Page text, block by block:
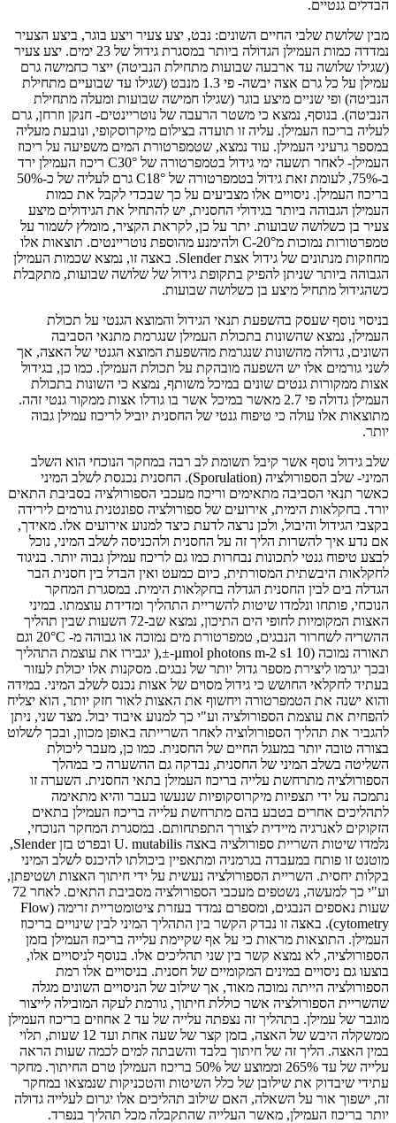
הבדלים גנטיים.
מבין שלושת שלבי החיים השונים: נבט, יצע צעיר ויצע בוגר, ביצע הצעיר
נמדדה כמות העמילן הגדולה ביותר במסגרת גידול של 23 ימים. יצע צעיר
(שגילו שלושה עד ארבעה שבועות מתחילת הנביטה) ייצר כחמישה גרם
עמילן על כל גרם אצה יבשה- פי 1.3 מנבט (שגילו עד שבועיים מתחילת
הנביטה) ופי שניים מיצע בוגר (שגילו חמישה שבועות ומעלה מתחילת
הנביטה). בנוסף, נמצא כי משטר הרעבה של נוטריינטים- חנקן וזרחן, גרם
לעליה בריכוז העמילן. עליה זו תועדה בצילום מיקרוסקופי, ונובעת מעליה
במספר גרעיני העמילן. עוד נמצא, שטמפרטורת המים משפיעה על ריכוז
העמילן- לאחר תשעה ימי גידול בטמפרטורה של °C30 ריכוז העמילן ירד
ב-75%, לעומת זאת גידול בטמפרטורה של °C18 גרם לעליה של כ-50%
בריכוז העמילן. ניסויים אלו מצביעים על כך שבכדי לקבל את כמות
העמילן הגבוהה ביותר בגידולי החסנית, יש להתחיל את הגידולים מיצע
צעיר בן כשלושה שבועות. יתר על כן, לקראת הקציר, מומלץ לשמור על
טמפרטורות נמוכות מ°C-20 ולהימנע מהוספת נוטריינטים. תוצאות אלו
מחוזקות מנתונים של גידול אצת Slender. באצה זו, נמצא שכמות העמילן
הגבוהה ביותר שניתן להפיק בתקופת גידול של שלושה שבועות, מתקבלת
כשהגידול מתחיל מיצע בן כשלושה שבועות.
בניסוי נוסף שעסק בהשפעת תנאי הגידול והמוצא הגנטי על תכולת
העמילן, נמצא שהשונות בתכולת העמילן שנגרמת מתנאי הסביבה
השונים, גדולה מהשונות שנגרמת מהשפעת המוצא הגנטי של האצה, אך
לשני גורמים אלו יש השפעה מובהקת על תכולת העמילן. כמו כן, בגידול
אצות ממקורות גנטים שונים במיכל משותף, נמצא כי השונות בתכולת
העמילן גדולה פי 2.7 מאשר במיכל אשר בו גודלו אצות ממקור גנטי זהה.
מתוצאות אלו עולה כי טיפוח גנטי של החסנית יוביל לריכוז עמילן גבוה
יותר.
שלב גידול נוסף אשר קיבל תשומת לב רבה במחקר הנוכחי הוא השלב
המיני- שלב הספורולציה (Sporulation). החסנית נכנסת לשלב המיני
כאשר תנאי הסביבה מתאימים וריכוז מעכבי הספורולציה בסביבת התאים
יורד. בחקלאות הימית, אירועים של ספורולציה ספונטנית גורמים לירידה
בקצבי הגידול והיבול, ולכן נרצה לדעת כיצד למנוע אירועים אלו. מאידך,
אם נדע איך להשרות הליך זה על החסנית ולהכניסה לשלב המיני, נוכל
לבצע טיפוח גנטי לתכונות נבחרות כמו גם לריכוז עמילן גבוה יותר. בניגוד
לחקלאות היבשתית המסורתית, כיום כמעט ואין הבדל בין חסנית הבר
הגדלה בים לבין החסנית הגדלה בחקלאות הימית. במסגרת המחקר
הנוכחי, פותחו ונלמדו שיטות להשריית התהליך ומדידת עוצמתו. במיני
האצות המקומיות לחופי הים התיכון, נמצא שב-72 השעות שבין תהליך
ההשריה לשחרור הנבגים, טמפרטורת מים נמוכה או גבוהה מ- 20°C וגם
תאורה נמוכה (10 µmol photons m-2 s1-±,( יגבירו את עוצמת התהליך
ובכך יגרמו ליצירת מספר גדול יותר של נבגים. מסקנות אלו יכולת לעזור
בעתיד לחקלאי החושש כי גידול מסוים של אצות נכנס לשלב המיני. במידה
והוא ישנה את הטמפרטורה ויחשוף את האצות לאור חזק יותר, הוא יצליח
להפחית את עוצמת הספורולציה וע"י כך למנוע איבוד יבול. מצד שני, ניתן
להגביר את תהליך הספורולוציה לאחר השרייתה באופן מכוון, ובכך לשלוט
בצורה טובה יותר במעגל החיים של החסנית. כמו כן, מעבר ליכולת
השליטה בשלב המיני של החסנית, נבדקה גם ההשערה כי במהלך
הספורולציה מתרחשת עלייה בריכוז העמילן בתאי החסנית. השערה זו
נתמכה על ידי תצפיות מיקרוסקופיות שנעשו בעבר והיא מתאימה
לתהליכים אחרים בטבע בהם מתרחשת עלייה בריכוז העמילן בתאים
הזקוקים לאנרגיה מיידית לצורך התפתחותם. במסגרת המחקר הנוכחי,
נלמדו שיטות השריית ספורולציה באצה U. mutabilis ובפרט בזן Slender,
מוטנט זו פותח במעבדה בגרמניה ומתאפיין ביכולתו להיכנס לשלב המיני
בקלות יחסית. השריית הספורולציה נעשית על ידי חיתוך האצות ושטיפתן,
וע"י כך למעשה, נשטפים מעכבי הספורולציה מסביבת התאים. לאחר 72
שעות נאספים הנבגים, ומספרם נמדד בעזרת ציטומטריית זרימה (Flow
cytometry). באצה זו נבדק הקשר בין התהליך המיני לבין שינויים בריכוז
העמילן. התוצאות מראות כי על אף שקיימת עלייה בריכוז העמילן בזמן
הספורולציה, לא נמצא קשר בין שני תהליכים אלו. בנוסף לניסויים אלו,
בוצעו גם ניסויים במינים המקומיים של חסנית. בניסויים אלו רמת
הספורולציה הייתה נמוכה מאוד, אך שילוב של הניסויים השונים מגלה
שהשריית הספורולציה אשר כוללת חיתוך, גורמת לעקה המובילה לייצור
מוגבר של עמילן. בתהליך זה נצפתה עלייה של עד 2 אחוזים בריכוז העמילן
ממשקלה היבש של האצה, בזמן קצר של שעה אחת ועד 12 שעות, תלוי
במין האצה. הליך זה של חיתוך בלבד והשבתה למים לכמה שעות הראה
עלייה של עד 265% וממוצע של 50% בריכוז העמילן טרם החיתוך. מחקר
עתידי שיבדוק את שילובן של כלל השיטות והטכניקות שנמצאו במחקר
זה, ישפוך אור על השאלה, האם שילוב תהליכים אלו יגרום לעלייה גדולה
יותר בריכוז העמילן, מאשר העלייה שהתקבלה מכל תהליך בנפרד.